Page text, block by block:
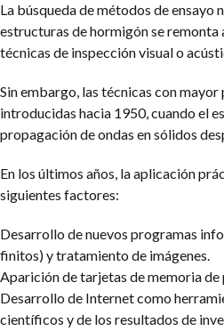
La búsqueda de métodos de
estructuras de hormigón se remonta
técnicas de inspección visual o
Sin embargo, las técnicas con
introducidas hacia 1950, cuando el
propagación de ondas en sólidos
En los últimos años, la aplicación
siguientes factores:
Desarrollo de nuevos programas
finitos) y tratamiento de imágenes.
Aparición de tarjetas de memoria de
Desarrollo de Internet como
científicos y de los resultados de